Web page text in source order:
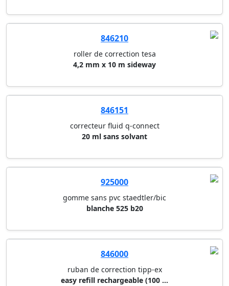
846210
roller de correction tesa
4,2 mm x 10 m sideway
846151
correcteur fluid q-connect
20 ml sans solvant
925000
gomme sans pvc staedtler/bic
blanche 525 b20
846000
ruban de correction tipp-ex
easy refill rechargeable (100 ...